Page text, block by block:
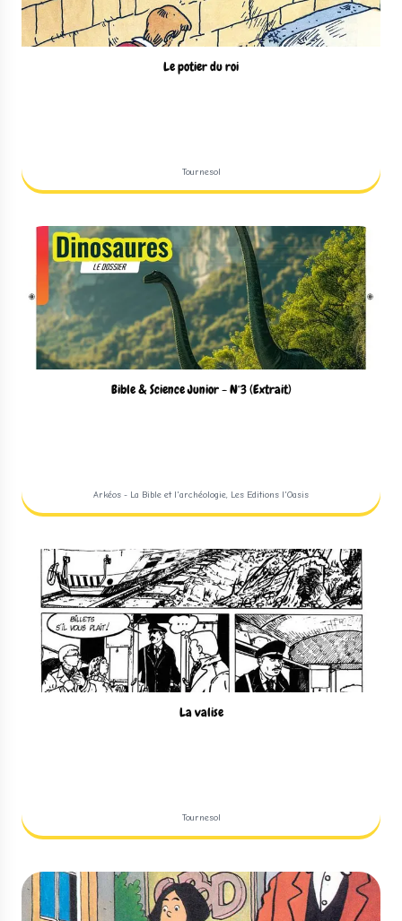
Le potier du roi
Tournesol
Bible & Science Junior - N°3 (Extrait)
Arkéos - La Bible et l'archéologie, Les Editions l'Oasis
La valise
Tournesol